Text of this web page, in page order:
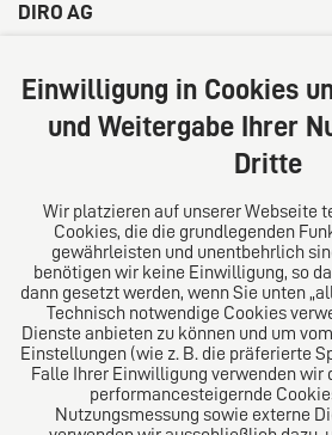
DIRO AG
20354 Hamburg
Deutschland
Tel: +49 (0) 40 41352231
Über uns
Das Kanzlei-Vertrauensnetzwerk.
Welt. Für den erfolgreichen
Folgen Sie uns auf
Einwilligung in Cookies
und Weitergabe Ihrer
Dritte
Wir platzieren auf unserer Webseite
Cookies, die die grundlegenden
gewährleisten und unentbehrlich
benötigen wir keine Einwilligung, so
dann gesetzt werden, wenn Sie unten
Technisch notwendige Cookies
Dienste anbieten zu können und um
Einstellungen (wie z. B. die präferierte
Falle Ihrer Einwilligung verwenden wir
performancesteigernde
Nutzungsmessung sowie externe